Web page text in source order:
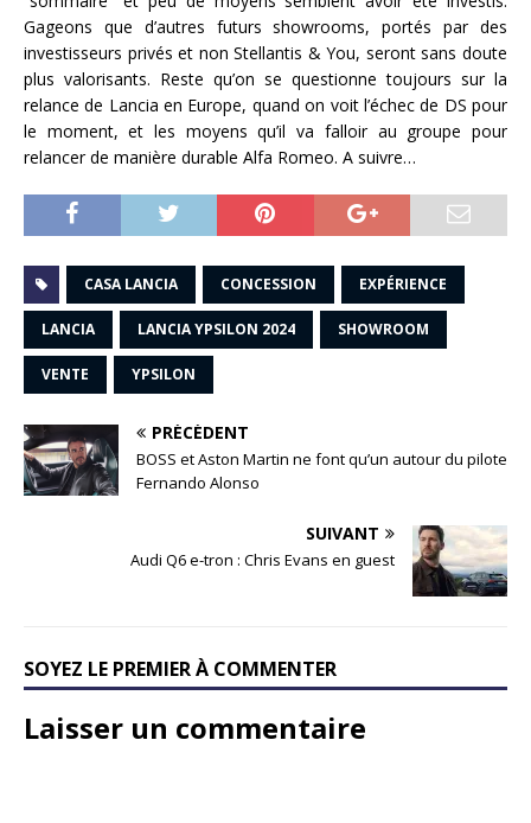
Gageons que d’autres futurs showrooms, portés par des
investisseurs privés et non Stellantis & You, seront sans doute
plus valorisants. Reste qu’on se questionne toujours sur la
relance de Lancia en Europe, quand on voit l’échec de DS pour
le moment, et les moyens qu’il va falloir au groupe pour
relancer de manière durable Alfa Romeo. A suivre…
CASA LANCIA CONCESSION EXPÉRIENCE
LANCIA LANCIA YPSILON 2024 SHOWROOM
VENTE YPSILON
PRÉCÉDENT
BOSS et Aston Martin ne font qu’un autour du pilote
Fernando Alonso
SUIVANT
Audi Q6 e-tron : Chris Evans en guest
SOYEZ LE PREMIER À COMMENTER
Laisser un commentaire